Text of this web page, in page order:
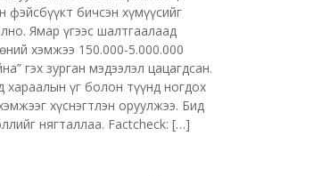
фэйсбүүкт бичсэн хүмүүсийг
Ямар үгээс шалтгаалаад
хэмжээ 150.000-5.000.000
гэх зурган мэдээлэл цацагдсан.
хараалын үг болон түүнд ногдох
хүснэгтлэн оруулжээ. Бид
нягталлаа. Factcheck: […]